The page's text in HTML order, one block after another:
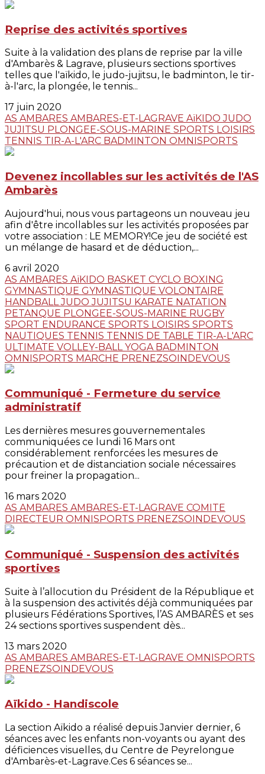
Reprise des activités sportives
Suite à la validation des plans de reprise par la ville
d'Ambarès & Lagrave, plusieurs sections sportives
telles que l'aïkido, le judo-jujitsu, le badminton, le tir-
à-l'arc, la plongée, le tennis...
17 juin 2020
AS AMBARES AMBARES-ET-LAGRAVE AïKIDOJUDO
JUJITSU PLONGEE-SOUS-MARINE SPORTS LOISIRS
TENNIS TIR-A-L'ARC BADMINTON OMNISPORTS
Devenez incollables sur les activités de l'AS
Ambarès
Aujourd'hui, nous vous partageons un nouveau jeu
afin d'être incollables sur les activités proposées par
votre association : LE MEMORY!Ce jeu de société est
un mélange de hasard et de déduction,...
6 avril 2020
AS AMBARES AïKIDO BASKET CYCLO BOXING
GYMNASTIQUE GYMNASTIQUE VOLONTAIRE
HANDBALLJUDO JUJITSU KARATE NATATION
PETANQUE PLONGEE-SOUS-MARINE RUGBY
SPORT ENDURANCE SPORTS LOISIRS SPORTS
NAUTIQUES TENNIS TENNIS DE TABLE TIR-A-L'ARC
ULTIMATE VOLLEY-BALL YOGA BADMINTON
OMNISPORTS MARCHE PRENEZSOINDEVOUS
Communiqué - Fermeture du service
administratif
Les dernières mesures gouvernementales
communiquées ce lundi 16 Mars ont
considérablement renforcées les mesures de
précaution et de distanciation sociale nécessaires
pour freiner la propagation...
16 mars 2020
AS AMBARES AMBARES-ET-LAGRAVE COMITE
DIRECTEUR OMNISPORTS PRENEZSOINDEVOUS
Communiqué - Suspension des activités
sportives
Suite à l’allocution du Président de la République et
à la suspension des activités déjà communiquées par
plusieurs Fédérations Sportives, l’AS AMBARÈS et ses
24 sections sportives suspendent dès...
13 mars 2020
AS AMBARES AMBARES-ET-LAGRAVE OMNISPORTS
PRENEZSOINDEVOUS
Aïkido - Handiscole
La section Aïkido a réalisé depuis Janvier dernier, 6
séances avec les enfants non-voyants ou ayant des
déficiences visuelles, du Centre de Peyrelongue
d'Ambarès-et-Lagrave.Ces 6 séances se...